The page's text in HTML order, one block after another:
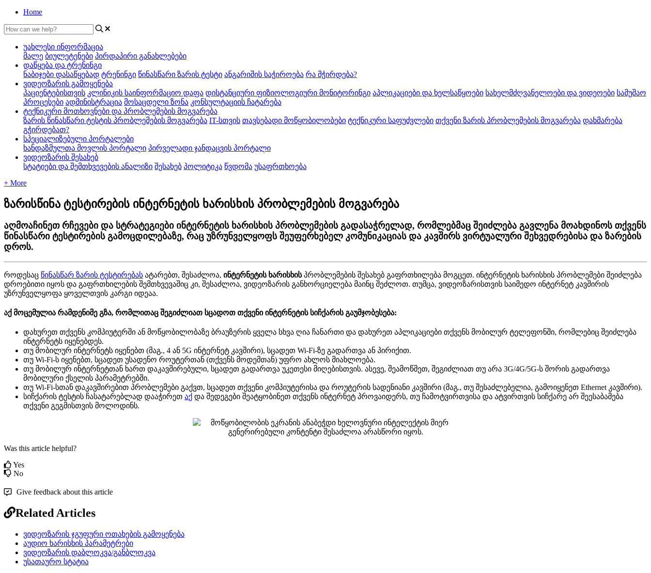
Home
უახლესი ინფორმაცია
მალე ბიულეტენები პირდაპირი განახლებები
დაწყება და ტრენინგი
ნაბიჯები დასაწყებად ტრენინგი წინასწარი ზარის ტესტი ანგარიშის საჭიროება რა მჭირდება?
ვიდეოზარის გამოყენება
პაციენტებისთვის კლინიკის საინფორმაციო დაფა დისტანციური ფიზიოლოგიური მონიტორინგი აპლიკაციები და ხელსაწყოები სახელმძღვანელოები და ვიდეოები სამუშაო
პროცესები ადმინისტრაცია მოსაცდელი ზონა კონსულტაციის ჩატარება
ტექნიკური მოთხოვნები და პრობლემების მოგვარება
ზარის წინასწარი ტესტის პრობლემების მოგვარება IT-სთვის თავსებადი მოწყობილობები ტექნიკური საფუძვლები თქვენი ზარის პრობლემების მოგვარება დახმარება
გჭირდებათ?
სპეციალიზებული პორტალები
ხანდაზმულთა მოვლის პორტალი პირველადი ჯანდაცვის პორტალი
ვიდეოზარის შესახებ
სტატიები და შემთხვევების ანალიზი შესახებ პოლიტიკა წვდომა უსაფრთხოება
+ More
ზარისწინა ტესტირების ინტერნეტის ხარისხის პრობლემების მოგვარება
აღმოაჩინეთ რჩევები და სტრატეგიები ინტერნეტის ხარისხის პრობლემების გადასაჭრელად, რომლებმაც შეიძლება გავლენა მოახდინოს თქვენს
წინასწარი ტესტირების გამოცდილებაზე, რაც უზრუნველყოფს შეუფერხებელ კომუნიკაციას და კავშირს ვირტუალური შეხვედრებისა და ზარების
დროს.
როდესაც წინასწარ ზარის ტესტირებას ატარებთ, შესაძლოა, ინტერნეტის ხარისხის პრობლემების შესახებ გაფრთხილება მოგცეთ. ინტერნეტის ხარისხის პრობლემები შეიძლება
დროებითი იყოს და გაფრთხილების შემთხვევაშიც კი, შესაძლოა, ვიდეოზარის განხორციელება მაინც შეძლოთ. თუმცა, ვიდეოზარისთვის საიმედო ინტერნეტ კავშირის
უზრუნველყოფა ყოველთვის კარგი იდეაა.
აქ მოცემულია რამდენიმე გზა, რომლითაც შეგიძლიათ სცადოთ თქვენი ინტერნეტის სიჩქარის გაუმჯობესება:
დახურეთ თქვენს კომპიუტერში ან მოწყობილობაზე ბრაუზერის ყველა სხვა ღია ჩანართი და დახურეთ აპლიკაციები თქვენს მობილურ ტელეფონში, რომლებიც შეიძლება
ინტერნეტს იყენებდეს.
თუ მობილურ ინტერნეტს იყენებთ (მაგ., 4 ან 5G ინტერნეტ კავშირი), სცადეთ Wi-Fi-ზე გადართვა ან პირიქით.
თუ Wi-Fi-ს იყენებთ, სცადეთ უსადენო როუტერთან (თქვენს მოდემთან) უფრო ახლოს მიახლოება.
თუ მობილურ ინტერნეტთან ხართ დაკავშირებული, სცადეთ გადართვა უკეთესი მიღებისთვის. ასევე, შეამოწმეთ, შეგიძლიათ თუ არა 3G/4G/5G-ს შორის გადართვა
მობილური ქსელის პარამეტრებში.
თუ Wi-Fi-სთან დაკავშირებით პრობლემები გაქვთ, სცადეთ თქვენი კომპიუტერისა და როუტერის სადენიანი კავშირი (მაგ., თუ შესაძლებელია, გამოიყენეთ Ethernet კავშირი).
სიჩქარის ტესტის ჩასატარებლად დააჭირეთ აქ და შედეგები შეატყობინეთ თქვენს ინტერნეტ პროვაიდერს, თუ ჩამოტვირთვისა და ატვირთვის სიჩქარე არ შეესაბამება
თქვენი გეგმისთვის მოლოდინს.
Was this article helpful?
Yes
No
Give feedback about this article
Related Articles
ვიდეოზარის ჯგუფური ოთახების გამოყენება
აუდიო ხარისხის პარამეტრები
ვიდეოზარის დაბლოკვა/განბლოკვა
უსათაურო სტატია